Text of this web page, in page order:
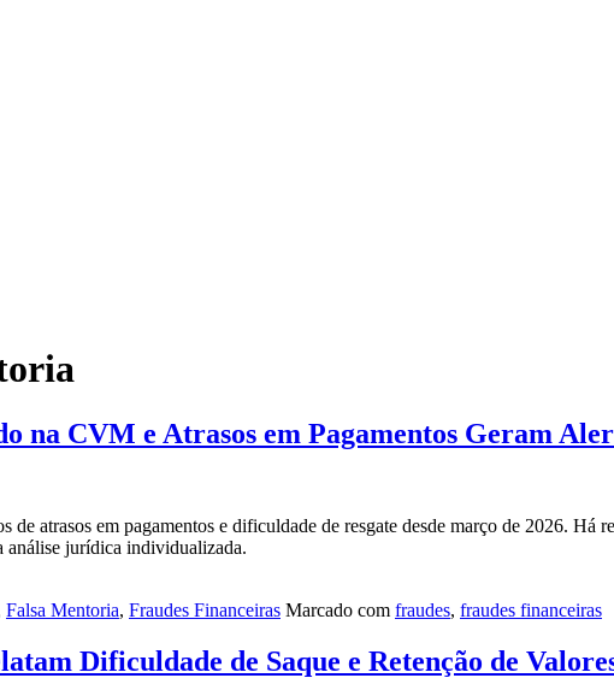
na CVM e Atrasos em Pagamentos Geram
atrasos em pagamentos e dificuldade de resgate desde março de 2026. Há
análise jurídica individualizada.
Falsa Mentoria, Fraudes Financeiras Marcado com fraudes, fraudes financeiras
Dificuldade de Saque e Retenção de